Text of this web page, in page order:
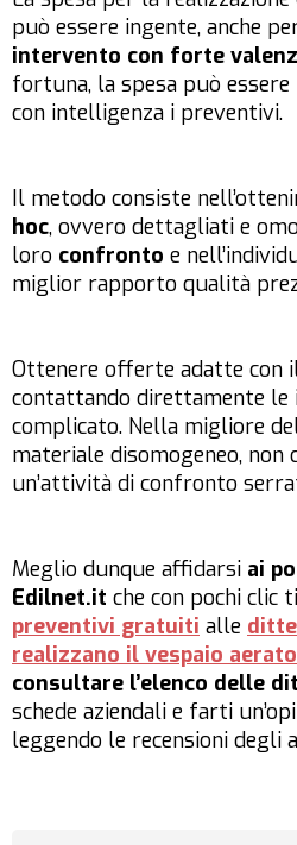
può essere ingente, anche
intervento con forte
fortuna, la spesa può
con intelligenza i preventivi.
Il metodo consiste
hoc, ovvero dettagliati e
loro confronto e
miglior rapporto qualità
Ottenere offerte adatte con
contattando direttamente le
complicato. Nella migliore
materiale disomogeneo, non
un’attività di confronto
Meglio dunque affidarsi ai
Edilnet.it che con pochi clic
preventivi gratuiti alle
realizzano il vespaio aerato
consultare l’elenco delle
schede aziendali e farti
leggendo le recensioni degli